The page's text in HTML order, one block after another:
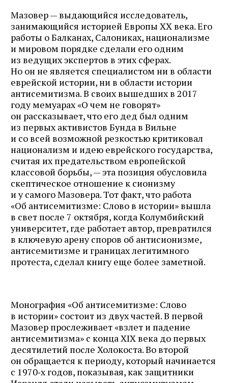
Мазовер — выдающийся исследователь,
занимающийся историей Европы XX века. Его
работы о Балканах, Салониках, национализме
и мировом порядке сделали его одним
из ведущих экспертов в этих сферах.
Но он не является специалистом ни в области
еврейской истории, ни в области истории
антисемитизма. В своих вышедших в 2017
году мемуарах «О чем не говорят»
он рассказывает, что его дед был одним
из первых активистов Бунда в Вильне
и со всей возможной резкостью критиковал
национализм и идею еврейского государства,
считая их предательством европейской
классовой борьбы, — эта позиция обусловила
скептическое отношение к сионизму
и у самого Мазовера. Тот факт, что работа
«Об антисемитизме: Слово в истории» вышла
в свет после 7 октября, когда Колумбийский
университет, где работает автор, превратился
в ключевую арену споров об антисионизме,
антисемитизме и границах легитимного
протеста, сделал книгу еще более заметной.
Монография «Об антисемитизме: Слово
в истории» состоит из двух частей. В первой
Мазовер прослеживает «взлет и падение
антисемитизма» с конца XIX века до первых
десятилетий после Холокоста. Во второй
он обращается к периоду, который начинается
с 1970‑х годов, показывая, как защитники